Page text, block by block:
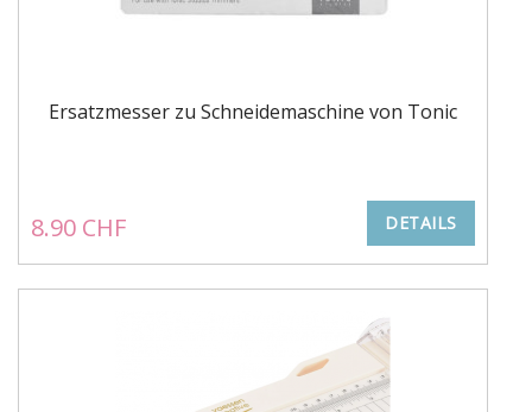
Ersatzmesser zu Schneidemaschine von Tonic
8.90 CHF DETAILS